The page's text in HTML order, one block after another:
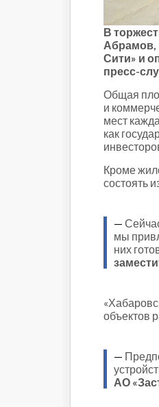
В
Абрамов,
Сити» и
пресс-
Общая
и
мест
как
Кроме
состоять
—
мы
них
объектов
—
АО